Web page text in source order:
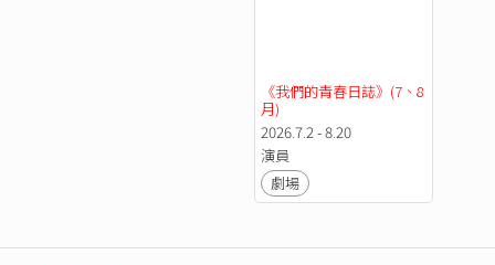
《我們的青春日誌》(7、8
月)
2026.7.2 - 8.20
演員
劇場